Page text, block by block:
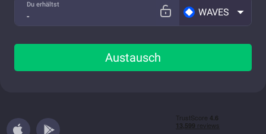
Du erhältst
WAVES
Austausch